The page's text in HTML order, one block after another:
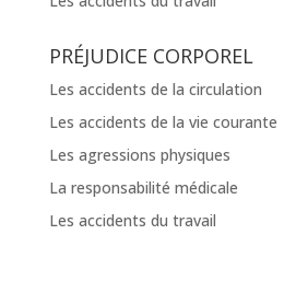
PRÉJUDICE CORPOREL
Les accidents de la circulation
Les accidents de la vie courante
Les agressions physiques
La responsabilité médicale
Les accidents du travail